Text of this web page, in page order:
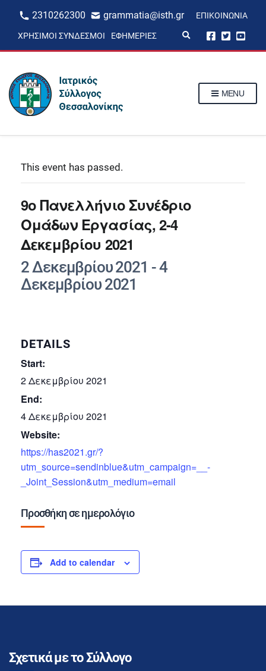
2310262300 grammatia@isth.gr ΕΠΙΚΟΙΝΩΝΊΑ
ΧΡΉΣΙΜΟΙ ΣΎΝΔΕΣΜΟΙ ΕΦΗΜΕΡΊΕΣ
p
MENU
This event has passed.
9ο Πανελλήνιο Συνέδριο
Ομάδων Εργασίας, 2-4
Δεκεμβρίου 2021
2 Δεκεμβρίου 2021 -4
Δεκεμβρίου 2021
DETAILS
Start:
2 Δεκεμβρίου 2021
End:
4 Δεκεμβρίου 2021
Website:
https://has2021.gr/?
utm_source=sendinblue&utm_campaign=__-
_Joint_Session&utm_medium=email
Προσθήκη σε ημερολόγιο
Add to calendar
Σχετικά με το Σύλλογο